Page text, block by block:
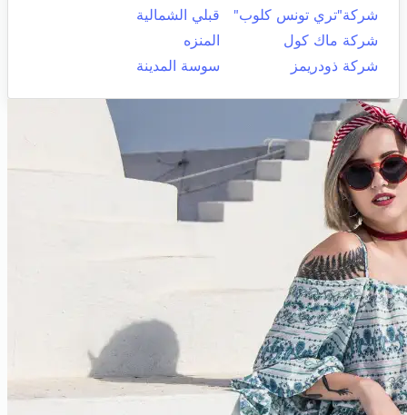
شركة"تري تونس كلوب"
قبلي الشمالية
شركة ماك كول
المنزه
شركة ذودريمز
سوسة المدينة